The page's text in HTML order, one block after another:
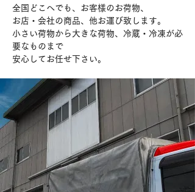
全国どこへでも、お客様のお荷物、
お店・会社の商品、他お運び致します。
小さい荷物から大きな荷物、冷蔵・冷凍が必
要なものまで
安心してお任せ下さい。